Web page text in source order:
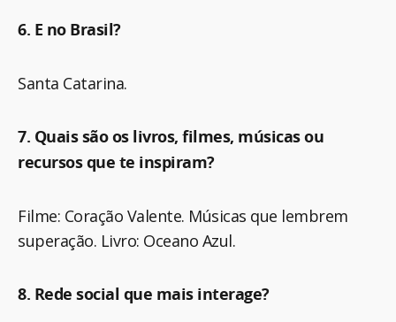
6. E no Brasil?
Santa Catarina.
7. Quais são os livros, filmes, músicas ou
recursos que te inspiram?
Filme: Coração Valente. Músicas que lembrem
superação. Livro: Oceano Azul.
8. Rede social que mais interage?